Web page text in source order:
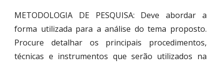
METODOLOGIA DE PESQUISA: Deve abordar a
forma utilizada para a análise do tema proposto.
Procure detalhar os principais procedimentos,
técnicas e instrumentos que serão utilizados na